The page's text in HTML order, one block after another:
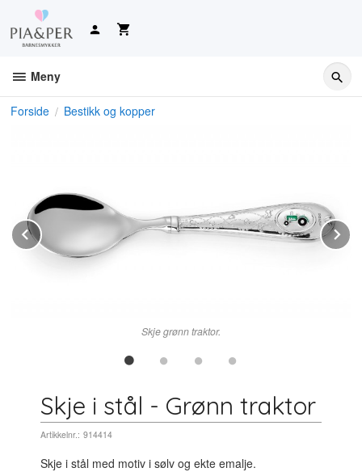
innholdet
Meny
Forside Bestikk og kopper
Skje grønn traktor.
Prev
Skje i stål - Grønn traktor
Artikkelnr.: 914414
Skje i stål med motiv i sølv og ekte emalje.